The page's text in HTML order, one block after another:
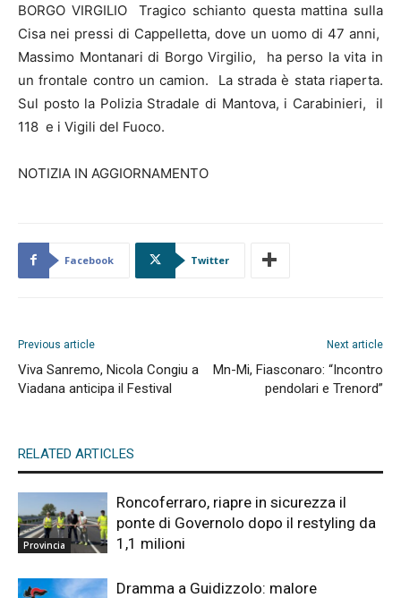
BORGO VIRGILIO Tragico schianto questa mattina sulla
Cisa nei pressi di Cappelletta, dove un uomo di 47 anni,
Massimo Montanari di Borgo Virgilio, ha perso la vita in
un frontale contro un camion. La strada è stata riaperta.
Sul posto la Polizia Stradale di Mantova, i Carabinieri, il
118 e i Vigili del Fuoco.
NOTIZIA IN AGGIORNAMENTO
Facebook Twitter
Previous article
Viva Sanremo, Nicola Congiu a
Viadana anticipa il Festival
Next article
Mn-Mi, Fiasconaro: “Incontro
pendolari e Trenord”
RELATED ARTICLES
Provincia
Roncoferraro, riapre in sicurezza il
ponte di Governolo dopo il restyling da
1,1 milioni
Dramma a Guidizzolo: malore